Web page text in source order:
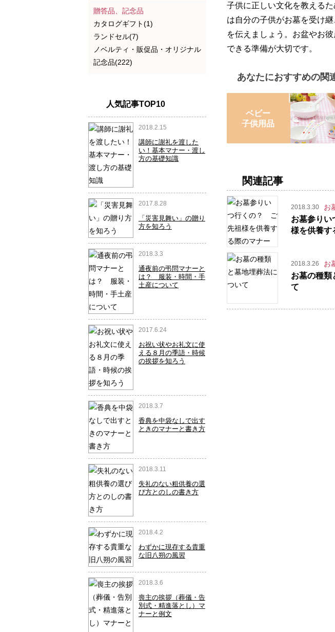
子供に正しい文化を教える
は自分の子供がお墓を受け
を伝えましょう。お盆やお
できる準備が大切です。
あなたにおすすめの関
ベビー
子供用品
関連記事
2018.3.30 お
お墓参り
様を供養す
2018.3.26 お
お墓の種類
て
贈答品、記念品
カタログギフト(1)
ランドセル(7)
ノベルティ・販促品・オリジナル
記念品(222)
人気記事TOP10
2018.2.15
講師に謝礼を渡した
い！基本マナー・渡し
方の基礎知識
2017.8.28
「災害見舞い」の贈り
方を知ろう
2018.3.3
通夜前の弔問マナーと
は？ 服装・時間・手
土産について
2017.6.24
お祝い状やお礼文に使
える８月の季語・時候
の挨拶を知ろう
2018.3.7
香典を中袋なしで出す
ときのマナーと書き方
2018.3.11
失礼のない粗供養の選
び方とのしの書き方
2018.4.2
わずかに現存する貴重
な旧八朔の風習
2018.3.6
喪主の挨拶（葬儀・告
別式・精進落とし）マ
ナーと例文